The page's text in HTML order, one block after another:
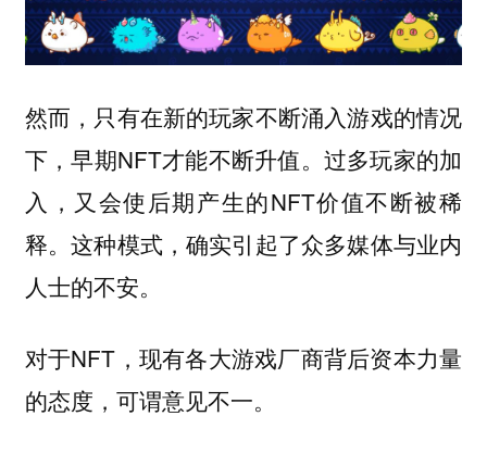
然而，只有在新的玩家不断涌入游戏的情况
下，早期NFT才能不断升值。过多玩家的加
入，又会使后期产生的NFT价值不断被稀
释。这种模式，确实引起了众多媒体与业内
人士的不安。
对于NFT，现有各大游戏厂商背后资本力量
的态度，可谓意见不一。